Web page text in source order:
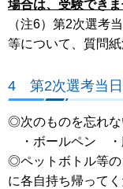
場合は、受験できま
（注6）第2次選考
等について、質問
4 第2次選考当
◎次のものを忘れな
・ボールペン ・
◎ペットボトル等の
に各自持ち帰ってく